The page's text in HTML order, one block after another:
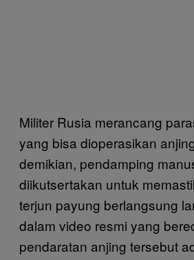
Militer Rusia merancang
yang bisa dioperasikan
demikian, pendamping
diikutsertakan untuk
terjun payung berlangsung
dalam video resmi yang
pendaratan anjing tersebut